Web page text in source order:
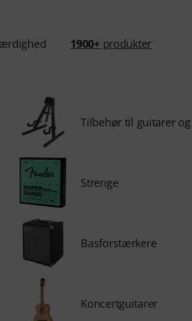
1900+produkter
Tilbehør til guitarer
Strenge
Basforstærkere
Koncertguitarer